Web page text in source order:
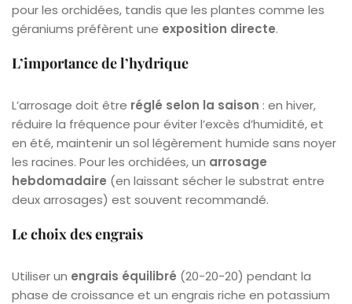
pour les orchidées, tandis que les plantes comme les
géraniums préfèrent une exposition directe.
L’importance de l’hydrique
L’arrosage doit être réglé selon la saison : en hiver,
réduire la fréquence pour éviter l’excès d’humidité, et
en été, maintenir un sol légèrement humide sans noyer
les racines. Pour les orchidées, un arrosage
hebdomadaire (en laissant sécher le substrat entre
deux arrosages) est souvent recommandé.
Le choix des engrais
Utiliser un engrais équilibré (20-20-20) pendant la
phase de croissance et un engrais riche en potassium